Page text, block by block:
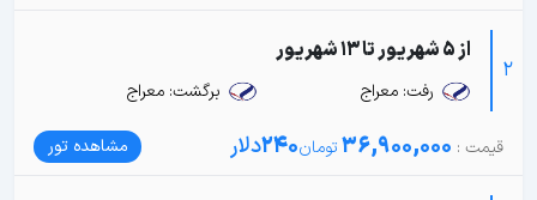
2
از 5 شهریور تا 13 شهریور
رفت: معراج برگشت: معراج
36,900,000
240دلار مشاهده تور